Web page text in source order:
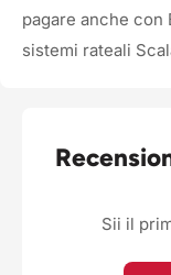
pagare anche con
sistemi rateali
Sii il